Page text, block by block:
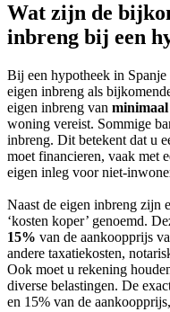
Wat zijn de
inbreng bij een
Bij een hypotheek in
eigen inbreng als
eigen inbreng van
woning vereist. Sommige
inbreng. Dit betekent dat u
moet financieren, vaak met
eigen inleg voor niet-
Naast de eigen inbreng zijn
‘kosten koper’ genoemd.
15% van de aankoopprijs
andere taxatiekosten,
Ook moet u rekening
diverse belastingen. De
en 15% van de